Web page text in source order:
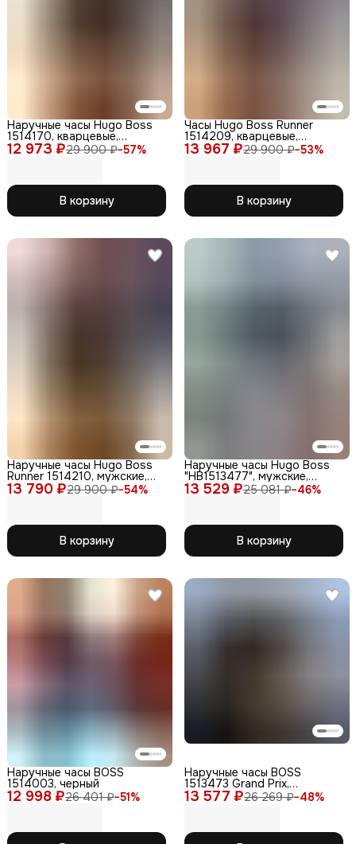
12 973 ₽29 900 ₽−57%
Наручные часы Hugo Boss
1514170, кварцевые,
нержавеющая сталь, WR50,
В корзину
13 967 ₽29 900 ₽−53%
Часы Hugo Boss Runner
1514209, кварцевые,
водонепроницаемость,
В корзину
13 790 ₽29 900 ₽−54%
Наручные часы Hugo Boss
Runner 1514210, мужские,
кварцевые
В корзину
13 529 ₽25 081 ₽−46%
Наручные часы Hugo Boss
"HB1513477", мужские,
кварцевые, WR30,
нержавеющая сталь
В корзину
12 998 ₽26 401 ₽−51%
Наручные часы BOSS
1514003, черный
13 577 ₽26 269 ₽−48%
Наручные часы BOSS
1513473 Grand Prix,
кварцевые,